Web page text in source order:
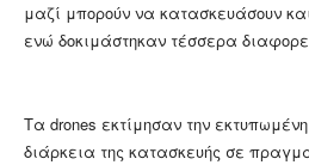
μαζί μπορούν να κατασκευάσουν
ενώ δοκιμάστηκαν τέσσερα
Τα drones εκτίμησαν την
διάρκεια της κατασκευής σε